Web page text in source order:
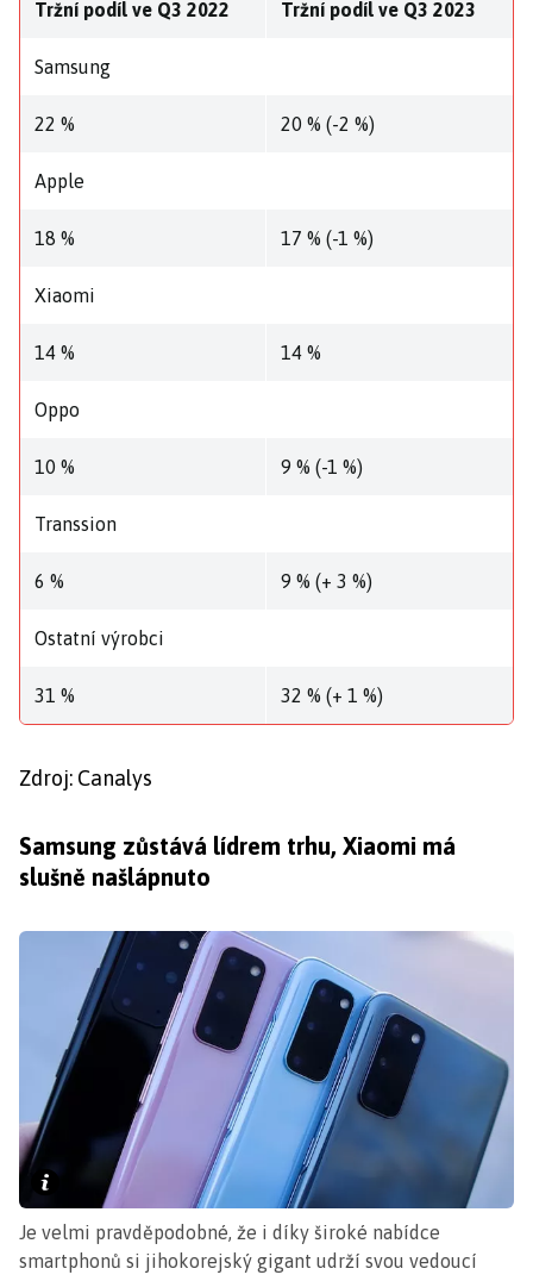
Tržní podíl ve Q3 2022 Tržní podíl ve Q3 2023
Samsung
22 % 20 % (-2 %)
Apple
18 % 17 % (-1 %)
Xiaomi
14 % 14 %
Oppo
10 % 9 % (-1 %)
Transsion
6 % 9 % (+ 3 %)
Ostatní výrobci
31 % 32 % (+ 1 %)
Zdroj: Canalys
Samsung zůstává lídrem trhu, Xiaomi má
slušně našlápnuto
Je velmi pravděpodobné, že i díky široké nabídce
smartphonů si jihokorejský gigant udrží svou vedoucí